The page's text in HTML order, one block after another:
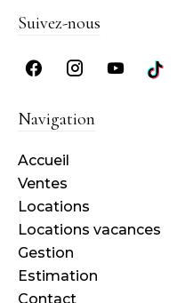
Suivez-nous
Navigation
Accueil
Ventes
Locations
Locations vacances
Gestion
Estimation
Contact